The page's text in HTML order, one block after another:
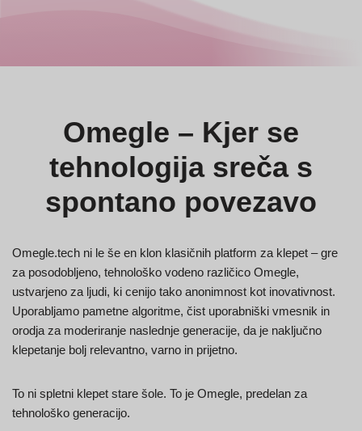
Omegle – Kjer se
tehnologija sreča s
spontano povezavo
Omegle.tech ni le še en klon klasičnih platform za klepet – gre
za posodobljeno, tehnološko vodeno različico Omegle,
ustvarjeno za ljudi, ki cenijo tako anonimnost kot inovativnost.
Uporabljamo pametne algoritme, čist uporabniški vmesnik in
orodja za moderiranje naslednje generacije, da je naključno
klepetanje bolj relevantno, varno in prijetno.
To ni spletni klepet stare šole. To je Omegle, predelan za
tehnološko generacijo.